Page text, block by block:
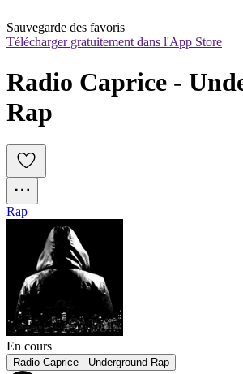
Sauvegarde des favoris
Télécharger gratuitement dans l'App Store
Radio Caprice -
Rap
Rap
En cours
Radio Caprice - Underground Rap